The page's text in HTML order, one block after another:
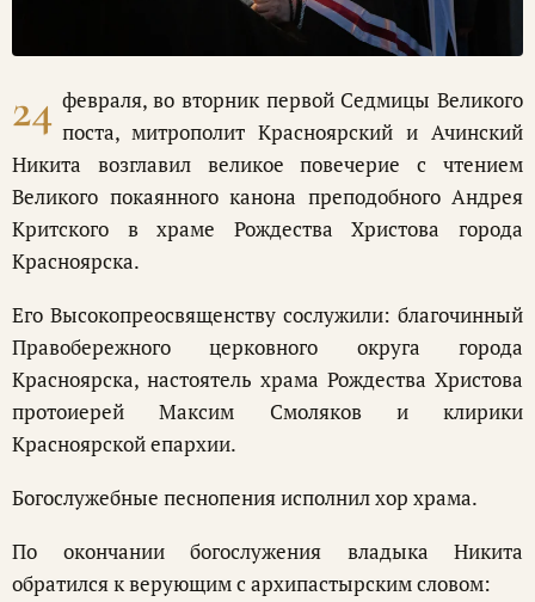
24 февраля, во вторник первой Седмицы Великого
поста, митрополит Красноярский и Ачинский
Никита возглавил великое повечерие с чтением
Великого покаянного канона преподобного Андрея
Критского в храме Рождества Христова города
Красноярска.
Его Высокопреосвященству сослужили: благочинный
Правобережного церковного округа города
Красноярска, настоятель храма Рождества Христова
протоиерей Максим Смоляков и клирики
Красноярской епархии.
Богослужебные песнопения исполнил хор храма.
По окончании богослужения владыка Никита
обратился к верующим с архипастырским словом: